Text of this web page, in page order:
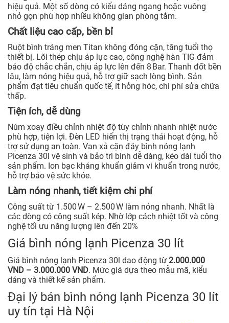
hiệu quả. Một số dòng có kiểu dáng ngang hoặc vuông
nhỏ gọn phù hợp nhiều không gian phòng tắm.
Chất liệu cao cấp, bền bỉ
Ruột bình tráng men Titan không đóng cặn, tăng tuổi thọ
thiết bị. Lõi thép chịu áp lực cao, công nghệ hàn TIG đảm
bảo độ chắc chắn, chịu áp lực lên đến 8 Bar. Thanh đốt bền
lâu, làm nóng hiệu quả, hỗ trợ giữ sạch lòng bình. Sản
phẩm đạt tiêu chuẩn quốc tế, ít hỏng hóc, chi phí sửa chữa
thấp.
Tiện ích, dễ dùng
Núm xoay điều chỉnh nhiệt độ tùy chỉnh nhanh nhiệt nước
phù hợp, tiện lợi. Đèn LED hiển thị trạng thái hoạt động, hỗ
trợ sử dụng an toàn. Van xả cặn đáy bình nóng lạnh
Picenza 30l vệ sinh và bảo trì bình dễ dàng, kéo dài tuổi thọ
sản phẩm. Ion bạc kháng khuẩn giảm vi khuẩn trong nước,
hỗ trợ bảo vệ sức khỏe.
Làm nóng nhanh, tiết kiệm chi phí
Công suất từ 1.500 W – 2.500 W làm nóng nhanh. Nhất là
các dòng có công suất kép. Nhờ lớp cách nhiệt tốt và công
nghệ tối ưu năng lượng lên đến 20%
Giá bình nóng lạnh Picenza 30 lít
Giá bình nóng lạnh Picenza 30l dao động từ 2.000.000
VND – 3.000.000 VND. Mức giá dựa theo mẫu mã, kiểu
dáng và thiết kế sản phẩm.
Đại lý bán bình nóng lạnh Picenza 30 lít
uy tín tại Hà Nội